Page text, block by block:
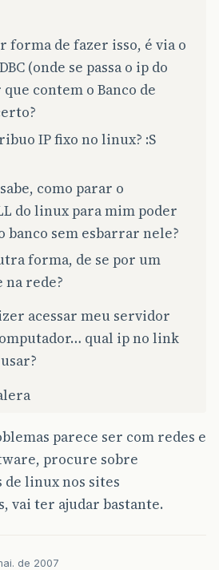
forma de fazer isso, é via o
(onde se passa o ip do
contem o Banco de
IP fixo no linux? :S
como parar o
do linux para mim poder
banco sem esbarrar nele?
forma, de se por um
na rede?
acessar meu servidor
qual ip no link
parece ser com redes e
procure sobre
de linux nos sites
vai ter ajudar bastante.
de 2007